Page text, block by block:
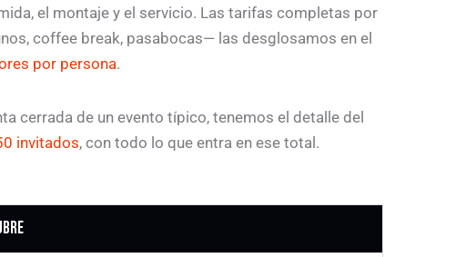
el montaje y el servicio. Las tarifas completas por
coffee break, pasabocas— las desglosamos en el
por persona.
cerrada de un evento típico, tenemos el detalle del
invitados, con todo lo que entra en ese total.